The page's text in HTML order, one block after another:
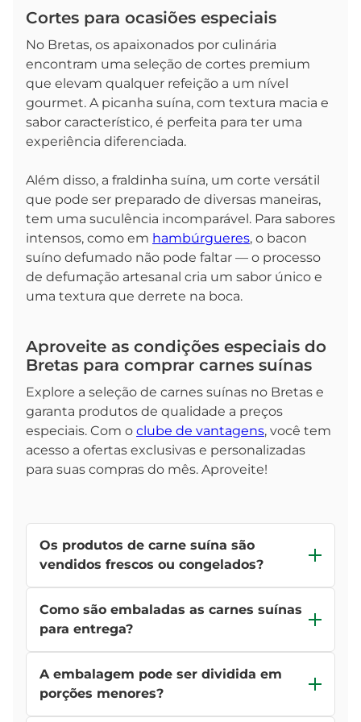
Cortes para ocasiões especiais
No Bretas, os apaixonados por culinária
encontram uma seleção de cortes premium
que elevam qualquer refeição a um nível
gourmet. A picanha suína, com textura macia e
sabor característico, é perfeita para ter uma
experiência diferenciada.
Além disso, a fraldinha suína, um corte versátil
que pode ser preparado de diversas maneiras,
tem uma suculência incomparável. Para sabores
intensos, como em hambúrgueres, o bacon
suíno defumado não pode faltar — o processo
de defumação artesanal cria um sabor único e
uma textura que derrete na boca.
Aproveite as condições especiais do
Bretas para comprar carnes suínas
Explore a seleção de carnes suínas no Bretas e
garanta produtos de qualidade a preços
especiais. Com o clube de vantagens, você tem
acesso a ofertas exclusivas e personalizadas
para suas compras do mês. Aproveite!
Os produtos de carne suína são
vendidos frescos ou congelados?
opções frescas embaladas a vácuo e também
congeladas. Cada produto traz essa informação
Como são embaladas as carnes suínas
para entrega?
bandejas seladas, garantindo frescor, higiene e
segurança no transporte. O tipo de embalagem
A embalagem pode ser dividida em
porções menores?